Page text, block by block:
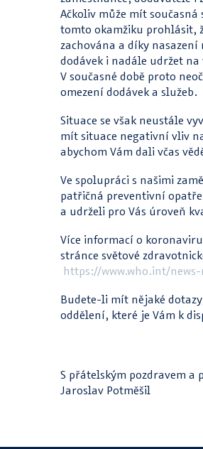
Ačkoliv může mít
tomto okamžiku prohlásit,
zachována a díky
dodávek i nadále udržet na
V současné době proto
omezení dodávek a služeb.
Situace se však neustále
mít situace negativní vliv
abychom Vám dali včas
Ve spolupráci s našimi
patřičná preventivní
a udrželi pro Vás úroveň
Více informací o
stránce světové
https://www.who.int/
Budete-li mít nějaké
oddělení, které je Vám k
S přátelským pozdravem a
Jaroslav Potměšil